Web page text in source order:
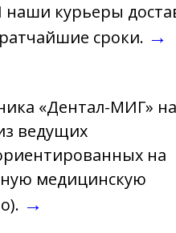
наши курьеры
сроки. →
«Дентал-МИГ» на
ведущих
на
медицинскую
→